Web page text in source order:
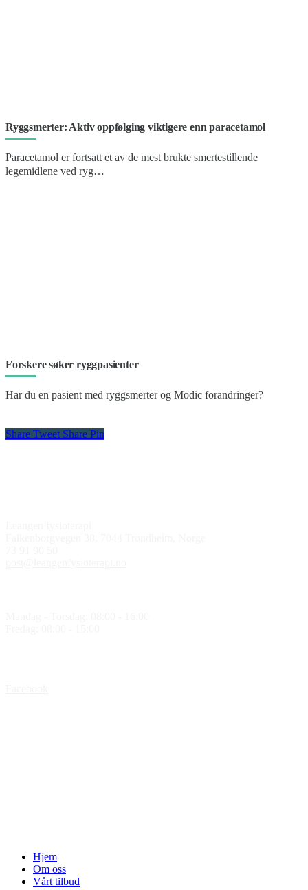
Ryggsmerter: Aktiv oppfølging viktigere enn paracetamol
Paracetamol er fortsatt et av de mest brukte smertestillende
legemidlene ved ryg…
Forskere søker ryggpasienter
Har du en pasient med ryggsmerter og Modic forandringer?
Share Tweet Share Pin
Hjem
Om oss
Vårt tilbud